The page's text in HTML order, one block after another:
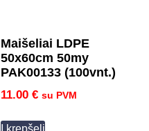
Maišeliai LDPE
50x60cm 50my
PAK00133 (100vnt.)
11.00 € su PVM
Į krepšelį